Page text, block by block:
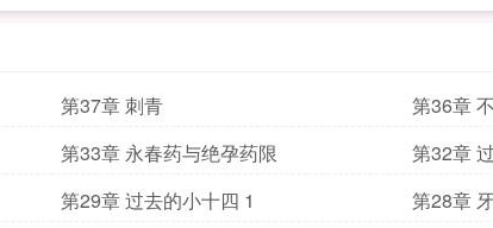
第37章 刺青
第36章
第33章 永春药与绝孕药限
第32章
第29章 过去的小十四 1 第28章